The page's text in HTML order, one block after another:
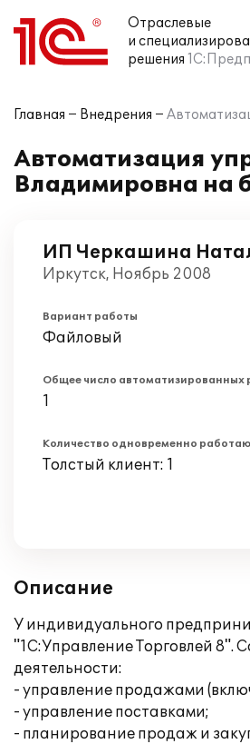
Отраслевые
и
решения
Главная Внедрения
Автоматизация
Владимировна на
ИП Черкашина
Иркутск, Ноябрь 2008
Вариант работы
Файловый
Общее число автоматизированных
1
Количество одновременно
Толстый клиент: 1
Описание
У индивидуального
"1С:Управление Торговлей 8".
деятельности:
- управление продажами
- управление поставками;
- планирование продаж и